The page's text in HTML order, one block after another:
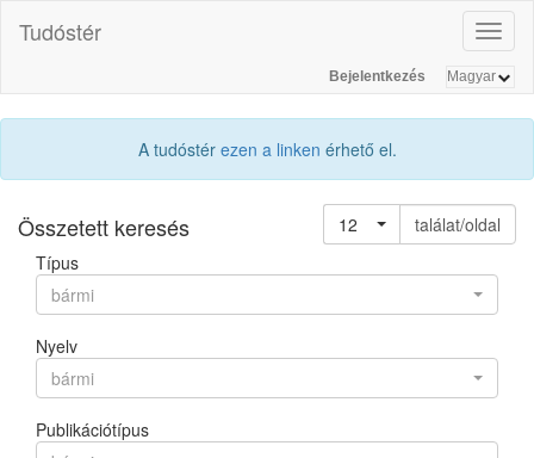
Tudóstér
Bejelentkezés
A tudóstér ezen a linken érhető el.
Összetett keresés 12
találat/oldal
Típus
bármi
Nyelv
bármi
Publikációtípus